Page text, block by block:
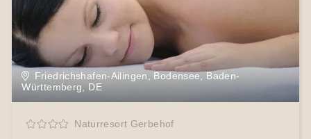
Friedrichshafen-Ailingen, Bodensee, Baden-
Württemberg, DE
Naturresort Gerbehof